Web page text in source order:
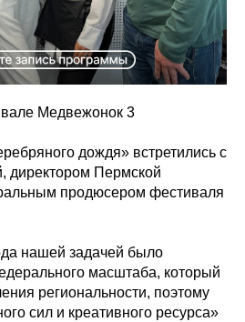
Медвежонок 3
дождя» встретились с
директором Пермской
продюсером фестиваля
нашей задачей было
масштаба, который
региональности, поэтому
сил и креативного ресурса»